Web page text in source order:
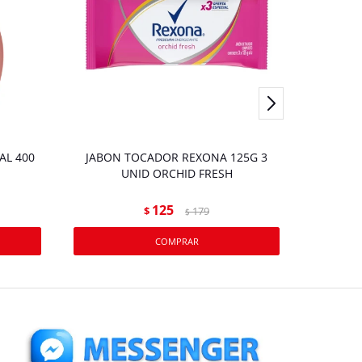
400
JABON TOCADOR REXONA 125G 3
UNID ORCHID FRESH
$ 125 $ 179